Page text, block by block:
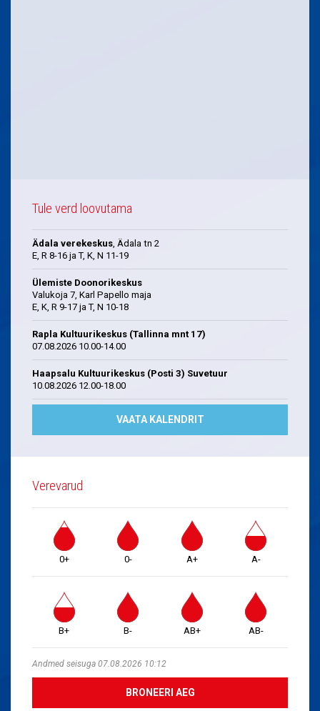
Tule verd loovutama
Ädala verekeskus, Ädala tn 2
E, R 8-16 ja T, K, N 11-19
Ülemiste Doonorikeskus
Valukoja 7, Karl Papello maja
E, K, R 9-17 ja T, N 10-18
Rapla Kultuurikeskus (Tallinna mnt 17)
07.08.2026 10.00-14.00
Haapsalu Kultuurikeskus (Posti 3) Suvetuur
10.08.2026 12.00-18.00
VAATA KALENDRIT
Verevarud
0+ 0- A+ A-
B+ B- AB+ AB-
Andmed seisuga 07.08.2026 10:12
BRONEERI AEG